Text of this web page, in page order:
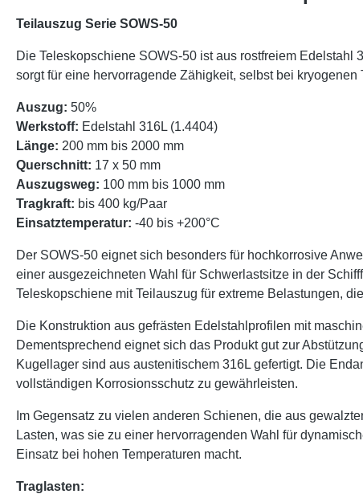
Teilauszug Serie SOWS-50
Die Teleskopschiene SOWS-50 ist aus rostfreiem
sorgt für eine hervorragende Zähigkeit, selbst bei
Auszug: 50%
Werkstoff: Edelstahl 316L (1.4404)
Länge: 200 mm bis 2000 mm
Querschnitt: 17 x 50 mm
Auszugsweg: 100 mm bis 1000 mm
Tragkraft: bis 400 kg/Paar
Einsatztemperatur: -40 bis +200°C
Der SOWS-50 eignet sich besonders für hochkorrosive
einer ausgezeichneten Wahl für Schwerlastsitze in der
Teleskopschiene mit Teilauszug für extreme Belastungen,
Die Konstruktion aus gefrästen Edelstahlprofilen mit
Dementsprechend eignet sich das Produkt gut zur
Kugellager sind aus austenitischem 316L gefertigt. Die
vollständigen Korrosionsschutz zu gewährleisten.
Im Gegensatz zu vielen anderen Schienen, die aus
Lasten, was sie zu einer hervorragenden Wahl für
Einsatz bei hohen Temperaturen macht.
Traglasten: